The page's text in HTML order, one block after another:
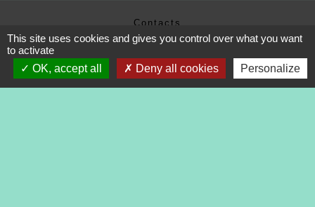
Contacts
Commune de Tréveneuc
22410 Tréveneuc - FRANCE
+33 2 96 70 84 84
This site uses cookies and gives you control over what you want
to activate
OK, accept all
Deny all cookies Personalize